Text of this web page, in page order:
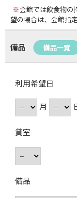
※会館では飲食物の
望の場合は、会館指
備品 備品一覧
利用希望日
月
貸室
備品